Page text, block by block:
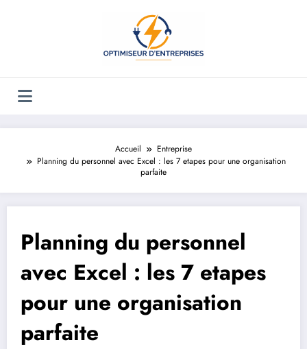
Accueil
Entreprise
Planning du personnel avec Excel : les 7 etapes pour une organisation
parfaite
Planning du personnel
avec Excel : les 7 etapes
pour une organisation
parfaite